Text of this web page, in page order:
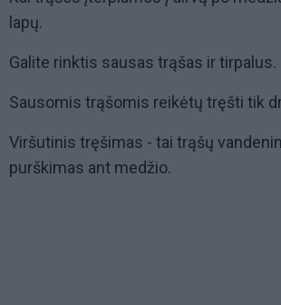
lapų.
Galite rinktis sausas trąšas ir tirpalus.
Sausomis trąšomis reikėtų tręšti tik
Viršutinis tręšimas - tai trąšų
purškimas ant medžio.